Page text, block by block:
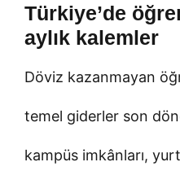
Türkiye’de
aylık kalemler
Döviz kazanmayan
temel giderler son
kampüs imkânları,